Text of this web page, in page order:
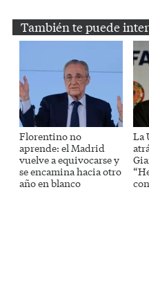
También te puede
Florentino no
aprende: el Madrid
vuelve a equivocarse y
se encamina hacia otro
año en blanco
La